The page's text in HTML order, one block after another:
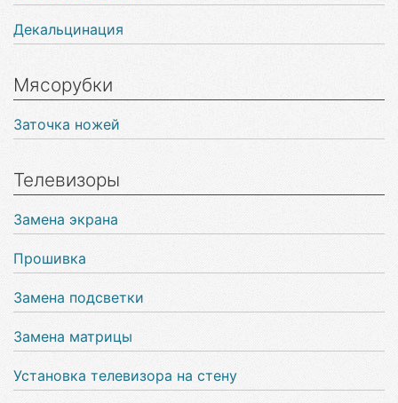
Декальцинация
Мясорубки
Заточка ножей
Телевизоры
Замена экрана
Прошивка
Замена подсветки
Замена матрицы
Установка телевизора на стену